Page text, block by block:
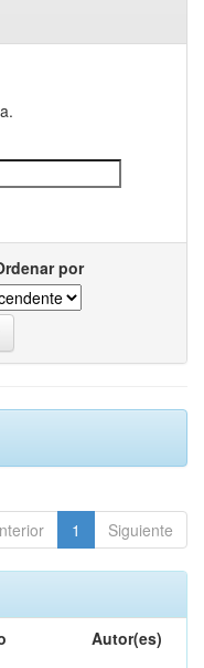
por
1 Siguiente
Autor(es)